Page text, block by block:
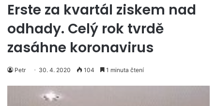
Erste za kvartál ziskem nad
odhady. Celý rok tvrdě
zasáhne koronavirus
Petr 30. 4. 2020 104 1 minuta čtení